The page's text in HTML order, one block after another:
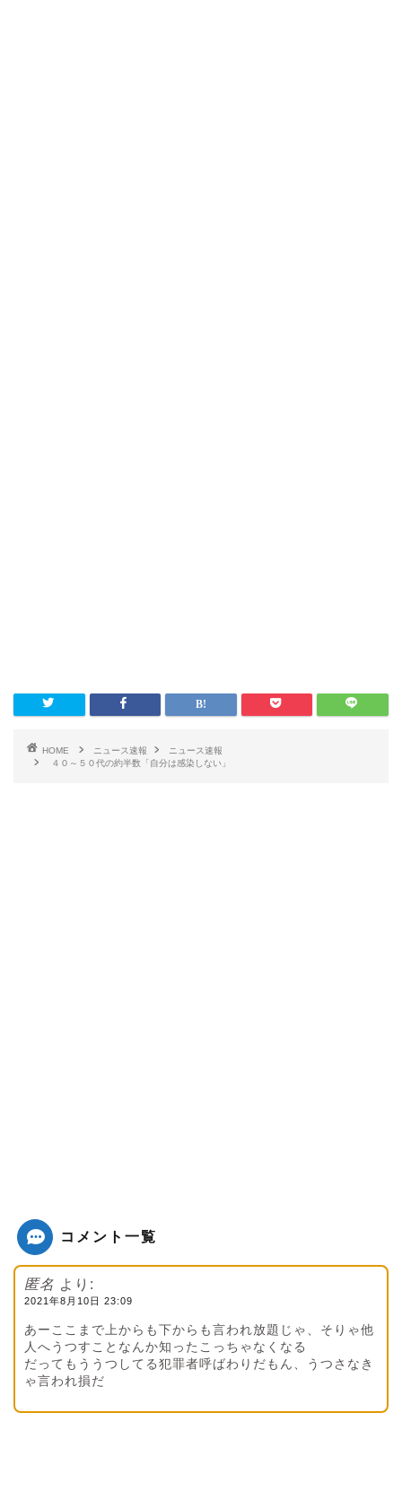
HOME ニュース速報
ニュース速報
４０～５０代の約半数「自分は感染しない」
コメント一覧
匿名 より:
2021年8月10日 23:09
あーここまで上からも下からも言われ放題じゃ、そりゃ他
人へうつすことなんか知ったこっちゃなくなる
だってもううつしてる犯罪者呼ばわりだもん、うつさなき
ゃ言われ損だ